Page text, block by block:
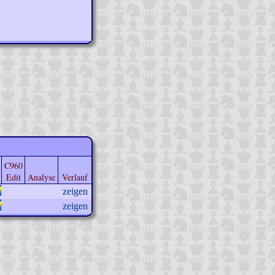
C960
Edit
Analyse Verlauf
zeigen
zeigen